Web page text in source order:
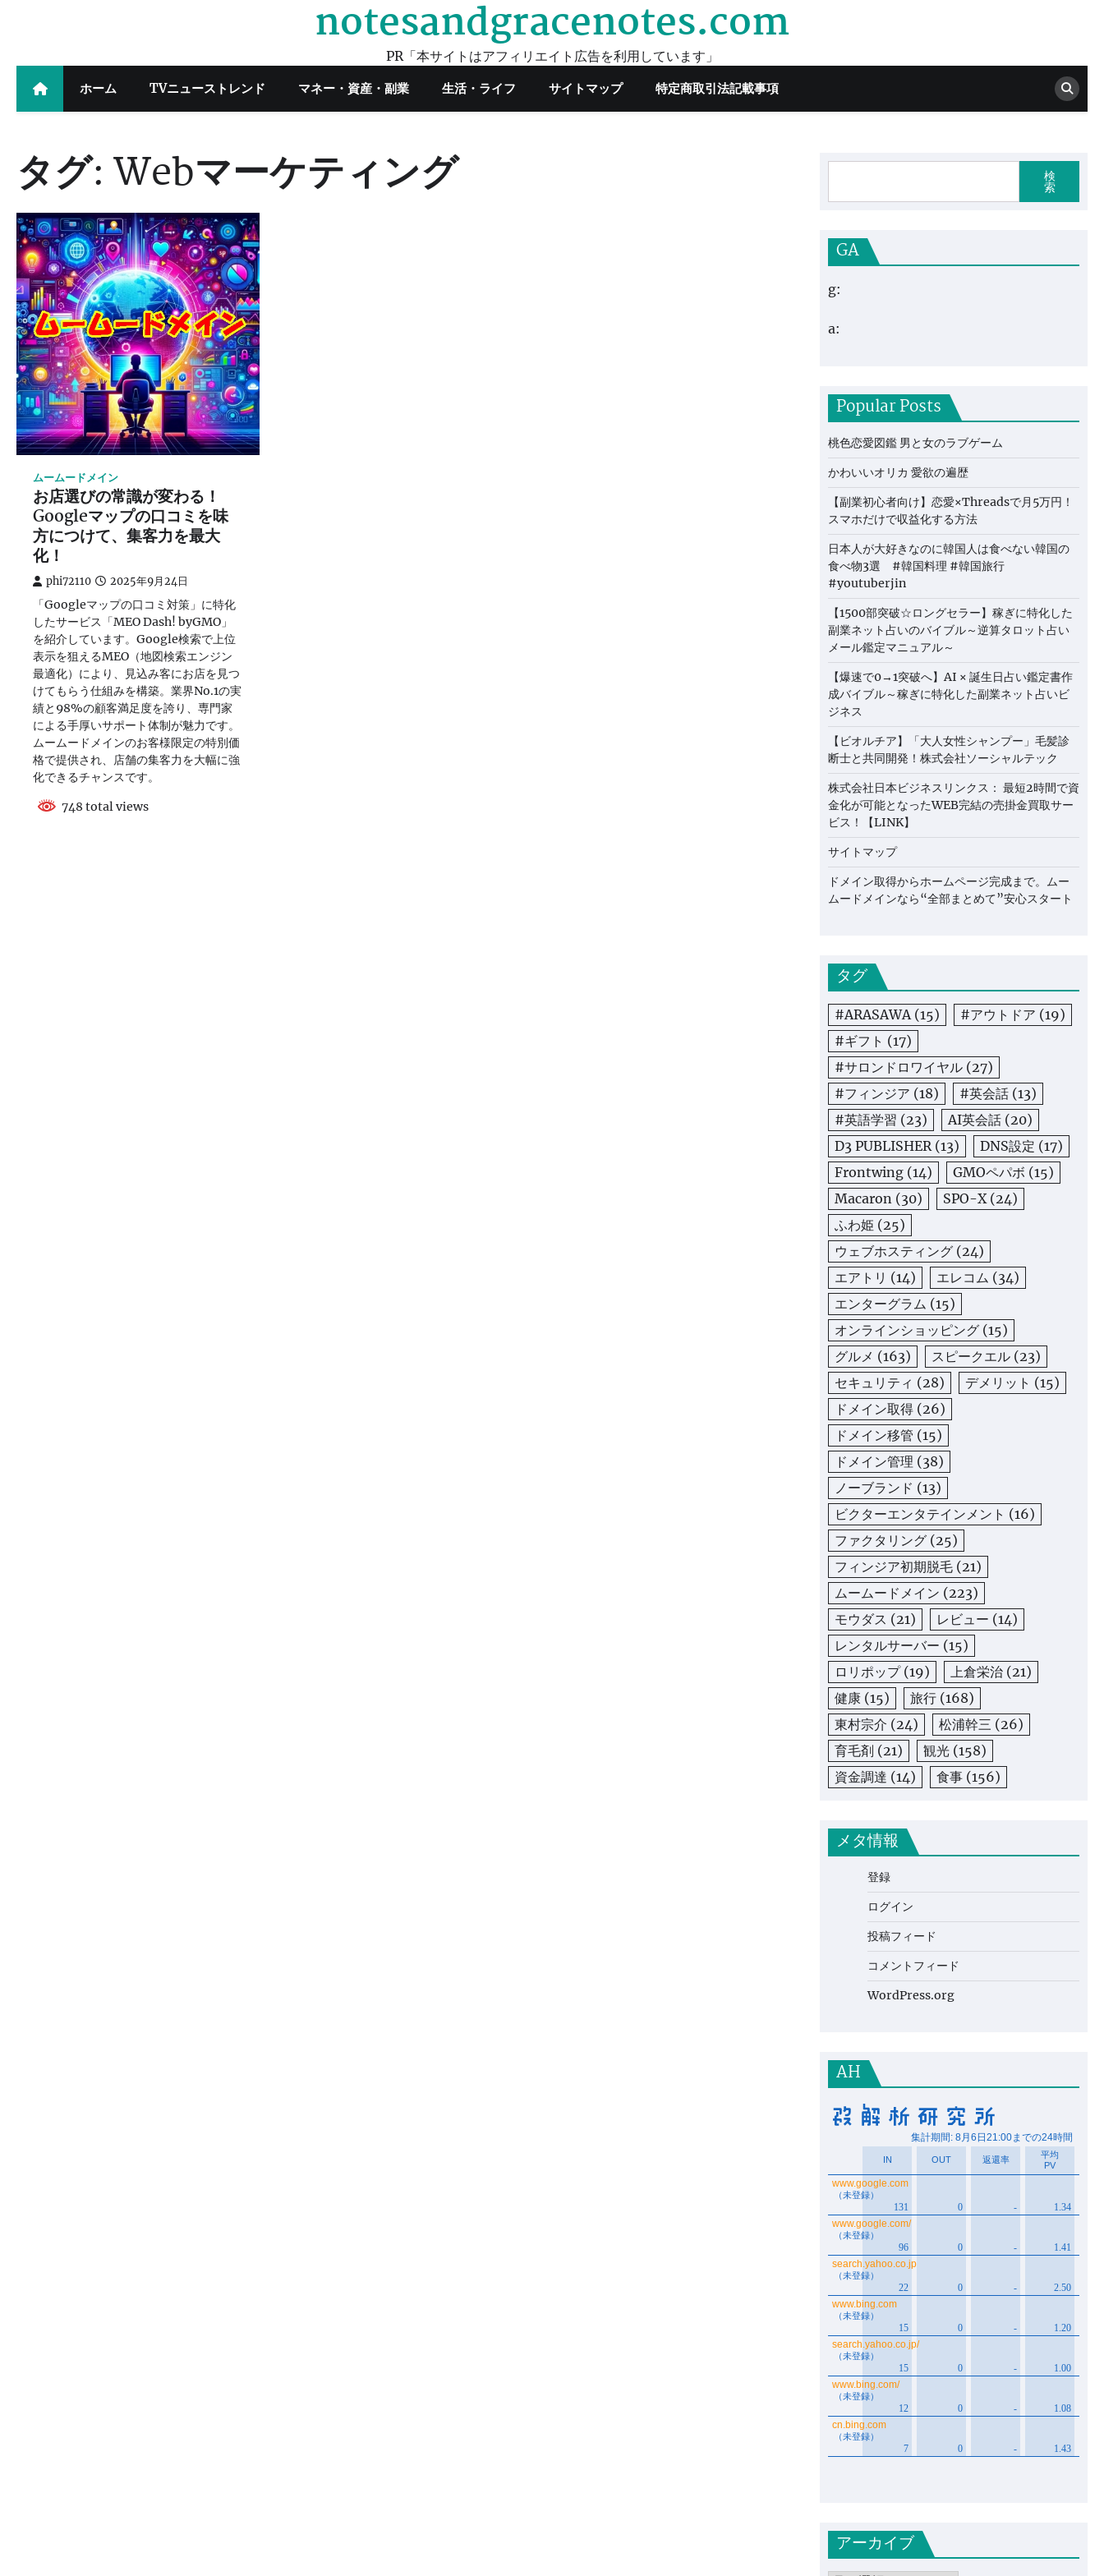
notesandgracenotes.com
PR「本サイトはアフィリエイト広告を利用しています」
ホーム TVニューストレンド マネー・資産・副業 生活・ライフ サイトマップ 特定商取引法記載事項
タグ:Webマーケティング
ムームードメイン
お店選びの常識が変わる！
Googleマップの口コミを味
方につけて、集客力を最大
化！
phi72110 2025年9月24日
「Googleマップの口コミ対策」に特化
したサービス「MEO Dash! byGMO」
を紹介しています。Google検索で上位
表示を狙えるMEO（地図検索エンジン
最適化）により、見込み客にお店を見つ
けてもらう仕組みを構築。業界No.1の実
績と98%の顧客満足度を誇り、専門家
による手厚いサポート体制が魅力です。
ムームードメインのお客様限定の特別価
格で提供され、店舗の集客力を大幅に強
化できるチャンスです。
748 total views
検
索
GA
g:
a:
Popular Posts
桃色恋愛図鑑 男と女のラブゲーム
かわいいオリカ 愛欲の遍歴
【副業初心者向け】恋愛×Threadsで月5万円！
スマホだけで収益化する方法
日本人が大好きなのに韓国人は食べない韓国の
食べ物3選 #韓国料理 #韓国旅行
#youtuberjin
【1500部突破☆ロングセラー】稼ぎに特化した
副業ネット占いのバイブル～逆算タロット占い
メール鑑定マニュアル～
【爆速で0→1突破へ】AI × 誕生日占い鑑定書作
成バイブル～稼ぎに特化した副業ネット占いビ
ジネス
【ビオルチア】「大人女性シャンプー」毛髪診
断士と共同開発！株式会社ソーシャルテック
株式会社日本ビジネスリンクス： 最短2時間で資
金化が可能となったWEB完結の売掛金買取サー
ビス！【LINK】
サイトマップ
ドメイン取得からホームページ完成まで。ムー
ムードメインなら“全部まとめて”安心スタート
タグ
#ARASAWA(15) #アウトドア (19)
#ギフト (17)
#サロンドロワイヤル (27)
#フィンジア (18) #英会話 (13)
#英語学習 (23) AI英会話 (20)
D3 PUBLISHER(13) DNS設定 (17)
Frontwing (14) GMOペパボ (15)
Macaron (30) SPO-X(24)
ふわ姫 (25)
ウェブホスティング (24)
エアトリ (14) エレコム (34)
エンターグラム (15)
オンラインショッピング (15)
グルメ (163) スピークエル (23)
セキュリティ (28) デメリット (15)
ドメイン取得 (26)
ドメイン移管 (15)
ドメイン管理 (38)
ノーブランド (13)
ビクターエンタテインメント (16)
ファクタリング (25)
フィンジア初期脱毛 (21)
ムームードメイン (223)
モウダス (21) レビュー (14)
レンタルサーバー (15)
ロリポップ(19) 上倉栄治 (21)
健康 (15) 旅行 (168)
東村宗介 (24) 松浦幹三 (26)
育毛剤 (21) 観光 (158)
資金調達 (14) 食事 (156)
メタ情報
登録
ログイン
投稿フィード
コメントフィード
WordPress.org
AH
アーカイブ